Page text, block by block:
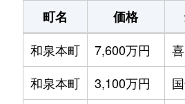
町名 価格
和泉本町
7,600万円
和泉本町
3,100万円